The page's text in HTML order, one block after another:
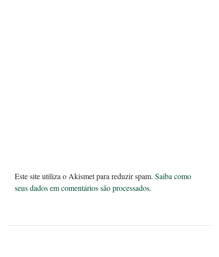
Este site utiliza o Akismet para reduzir spam. Saiba como
seus dados em comentários são processados.